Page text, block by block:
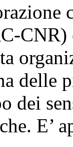
CNR)
delle
dei
E’